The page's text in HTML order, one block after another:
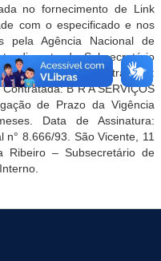
no fornecimento de Link
com o especificado e nos
pela Agência Nacional de
do Subsecretário
Vicente/SP. Contratante:
B R A SERVIÇOS
de Prazo da Vigência
Data de Assinatura:
8.666/93. São Vicente, 11
– Subsecretário de